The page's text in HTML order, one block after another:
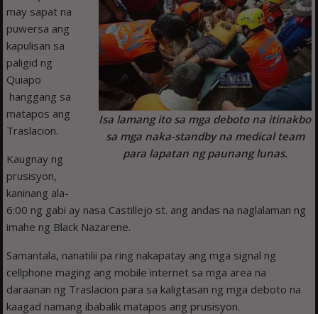
Isa lamang ito sa mga deboto na itinakbo
sa mga naka-standby na medical team
para lapatan ng paunang lunas.
may sapat na
puwersa ang
kapulisan sa
paligid ng
Quiapo
hanggang sa
matapos ang
Traslacion.
Kaugnay ng
prusisyon,
kaninang ala-
6:00 ng gabi ay nasa Castillejo st. ang andas na naglalaman ng
imahe ng Black Nazarene.
Samantala, nanatilii pa ring nakapatay ang mga signal ng
cellphone maging ang mobile internet sa mga area na
daraanan ng Traslacion para sa kaligtasan ng mga deboto na
kaagad namang ibabalik matapos ang prusisyon.